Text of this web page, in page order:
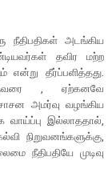
நீதிபதிகள் அடங்கிய
தவிர மற்ற
என்று தீர்ப்பளித்தது.
, ஏற்கனவே
அமர்வு வழங்கிய
வாய்ப்பு இல்லாததால்,
நிறுவனங்களுக்கு,
நீதிபதியே முடிவு